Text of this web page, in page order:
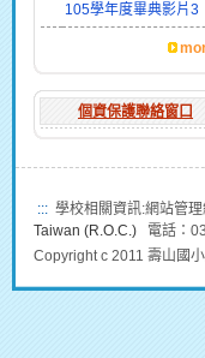
105學年度畢典影片3
個資保護聯絡窗口
::: 學校相關資訊:網站管
Taiwan (R.O.C.) 電話：
Copyright c 2011 壽山國